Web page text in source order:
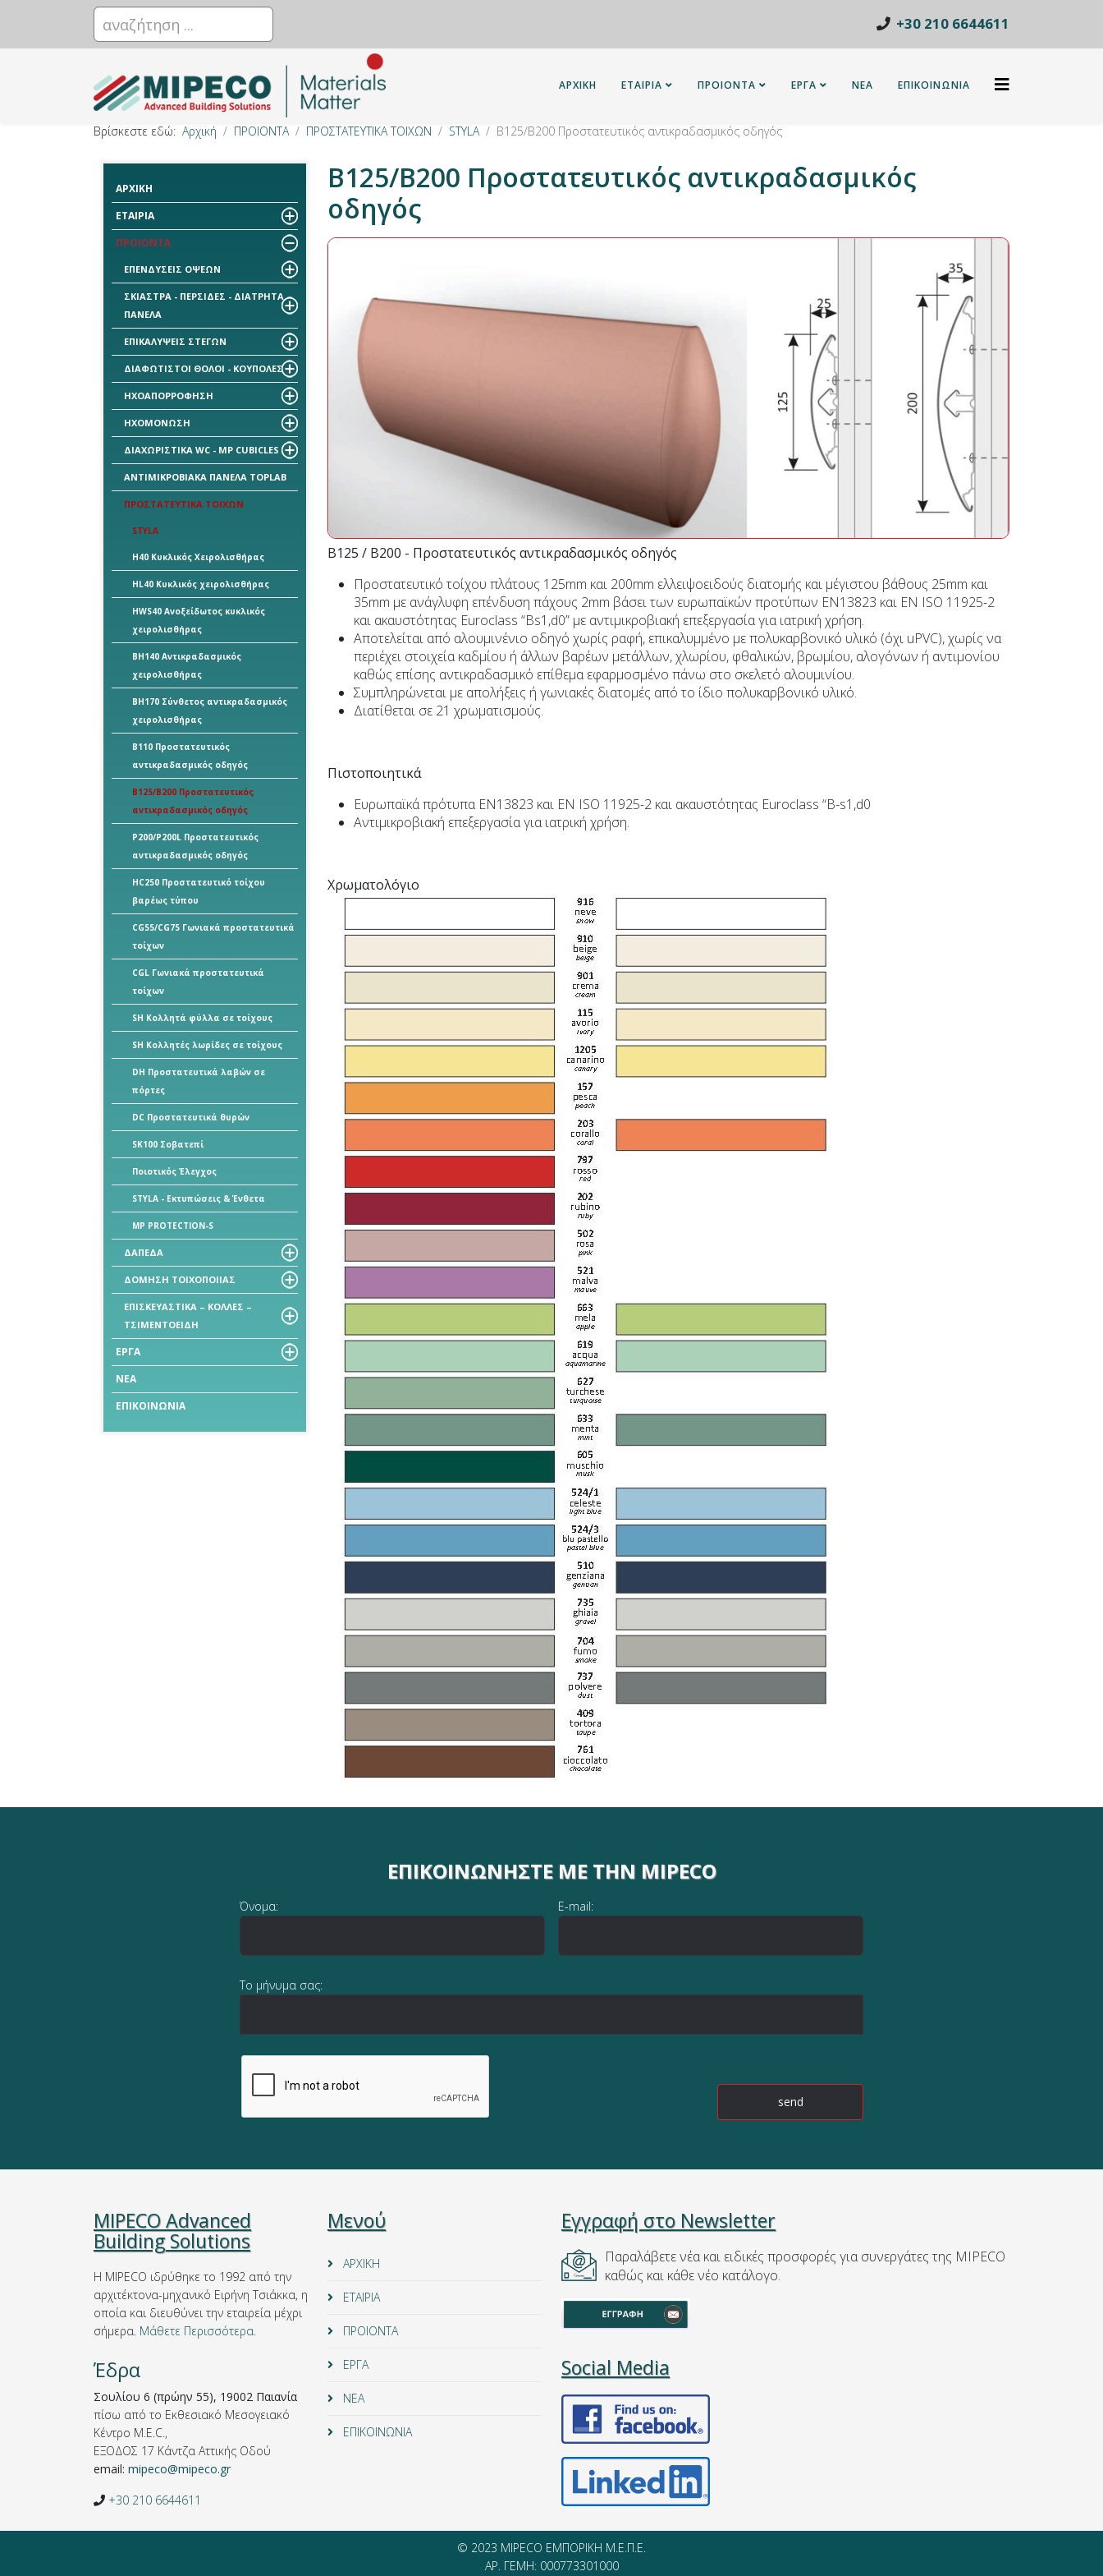
+30 210 6644611
ΑΡΧΙΚΗ ΕΤΑΙΡΙΑ ΠΡΟΙΟΝΤΑ ΕΡΓΑ ΝΕΑ ΕΠΙΚΟΙΝΩΝΙΑ
Βρίσκεστε εδώ: Αρχική ΠΡΟΙΟΝΤΑ ΠΡΟΣΤΑΤΕΥΤΙΚΑ ΤΟΙΧΩΝ STYLA B125/B200 Προστατευτικός αντικραδασμικός οδηγός
ΑΡΧΙΚΗ
ΕΤΑΙΡΙΑ
ΠΡΟΙΟΝΤΑ
ΕΠΕΝΔΥΣΕΙΣ ΟΨΕΩΝ
ΣΚΙΑΣΤΡΑ - ΠΕΡΣΙΔΕΣ - ΔΙΑΤΡΗΤΑ
ΠΑΝΕΛΑ
ΕΠΙΚΑΛΥΨΕΙΣ ΣΤΕΓΩΝ
ΔΙΑΦΩΤΙΣΤΟΙ ΘΟΛΟΙ - ΚΟΥΠΟΛΕΣ
ΗΧΟΑΠΟΡΡΟΦΗΣΗ
ΗΧΟΜΟΝΩΣΗ
ΔΙΑΧΩΡΙΣΤΙΚΑ WC - MP CUBICLES
ΑΝΤΙΜΙΚΡΟΒΙΑΚΑ ΠΑΝΕΛΑ TOPLAB
ΠΡΟΣΤΑΤΕΥΤΙΚΑ ΤΟΙΧΩΝ
STYLA
H40 Κυκλικός Χειρολισθήρας
HL40 Κυκλικός χειρολισθήρας
HWS40 Ανοξείδωτος κυκλικός
χειρολισθήρας
BH140 Αντικραδασμικός
χειρολισθήρας
BH170 Σύνθετος αντικραδασμικός
χειρολισθήρας
B110 Προστατευτικός
αντικραδασμικός οδηγός
B125/B200 Προστατευτικός
αντικραδασμικός οδηγός
P200/P200L Προστατευτικός
αντικραδασμικός οδηγός
HC250 Προστατευτικό τοίχου
βαρέως τύπου
CG55/CG75 Γωνιακά προστατευτικά
τοίχων
CGL Γωνιακά προστατευτικά
τοίχων
SH Κολλητά φύλλα σε τοίχους
SH Κολλητές λωρίδες σε τοίχους
DH Προστατευτικά λαβών σε
πόρτες
DC Προστατευτικά θυρών
SK100 Σοβατεπί
Ποιοτικός Έλεγχος
STYLA - Εκτυπώσεις & Ένθετα
MP PROTECTION-S
ΔΑΠΕΔΑ
ΔΟΜΗΣΗ ΤΟΙΧΟΠΟΙΙΑΣ
ΕΠΙΣΚΕΥΑΣΤΙΚΑ – ΚΟΛΛΕΣ –
ΤΣΙΜΕΝΤΟΕΙΔΗ
ΕΡΓΑ
ΝΕΑ
ΕΠΙΚΟΙΝΩΝΙΑ
B125/B200 Προστατευτικός αντικραδασμικός
οδηγός
B125 / B200 - Προστατευτικός αντικραδασμικός οδηγός
Προστατευτικό τοίχου πλάτους 125mm και 200mm ελλειψοειδούς διατομής και μέγιστου βάθους 25mm και
35mm με ανάγλυφη επένδυση πάχους 2mm βάσει των ευρωπαϊκών προτύπων ΕΝ13823 και ΕΝ ISO 11925-2
και ακαυστότητας Euroclass “Bs1,d0” με αντιμικροβιακή επεξεργασία για ιατρική χρήση.
Αποτελείται από αλουμινένιο οδηγό χωρίς ραφή, επικαλυμμένο με πολυκαρβονικό υλικό (όχι uPVC), χωρίς να
περιέχει στοιχεία καδμίου ή άλλων βαρέων μετάλλων, χλωρίου, φθαλικών, βρωμίου, αλογόνων ή αντιμονίου
καθώς επίσης αντικραδασμικό επίθεμα εφαρμοσμένο πάνω στο σκελετό αλουμινίου.
Συμπληρώνεται με απολήξεις ή γωνιακές διατομές από το ίδιο πολυκαρβονικό υλικό.
Διατίθεται σε 21 χρωματισμούς.
Πιστοποιητικά
Ευρωπαϊκά πρότυπα ΕΝ13823 και ΕΝ ISO 11925-2 και ακαυστότητας Euroclass “B-s1,d0
Αντιμικροβιακή επεξεργασία για ιατρική χρήση.
Χρωματολόγιο
ΕΠΙΚΟΙΝΩΝΉΣΤΕ ΜΕ ΤΗΝ MIPECO
Όνομα: E-mail:
Το μήνυμα σας:
MIPECO Advanced
Building Solutions
Η MIPECO ιδρύθηκε το 1992 από την
αρχιτέκτονα-μηχανικό Ειρήνη Τσιάκκα, η
οποία και διευθύνει την εταιρεία μέχρι
σήμερα. Μάθετε Περισσότερα.
Έδρα
Σουλίου 6 (πρώην 55), 19002 Παιανία
πίσω από το Εκθεσιακό Μεσογειακό
Κέντρο M.E.C.,
ΕΞΟΔΟΣ 17 Κάντζα Αττικής Οδού
email: mipeco@mipeco.gr
+30 210 6644611
Μενού
ΑΡΧΙΚΗ
ΕΤΑΙΡΙΑ
ΠΡΟΙΟΝΤΑ
ΕΡΓΑ
ΝΕΑ
ΕΠΙΚΟΙΝΩΝΙΑ
Εγγραφή στο Newsletter
Παραλάβετε νέα και ειδικές προσφορές για συνεργάτες της MIPECO
καθώς και κάθε νέο κατάλογο.
Social Media
© 2023 MIPECO ΕΜΠΟΡΙΚΗ Μ.Ε.Π.Ε.
ΑΡ. ΓΕΜΗ: 000773301000